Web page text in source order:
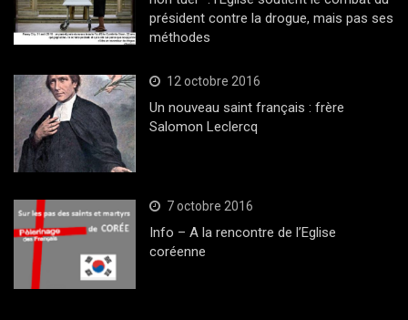
président contre la drogue, mais pas ses
méthodes
12 octobre 2016
Un nouveau saint français : frère
Salomon Leclercq
7 octobre 2016
Info – A la rencontre de l’Eglise
coréenne